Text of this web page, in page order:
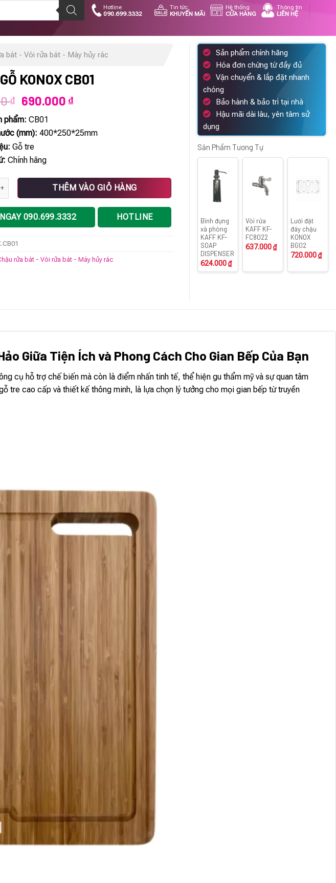
Hotline
090.699.3332
Tin tức
KHUYẾN MÃI
Hệ thống
CỬA HÀNG
Thông tin
LIÊN HỆ
bát - Vòi rửa bát - Máy hủy rác
KONOX CB01
₫
Giá
gốc
là:
920.000 ₫.
690.000 ₫Giá
là:
phẩm: CB01
(mm): 400*250*25mm
Gỗ tre
Chính hãng
CB01 số lượngTHÊM VÀO GIỎ HÀNG
090.699.3332 HOTLINE
rửa bát - Vòi rửa bát - Máy hủy rác
Sản phẩm chính hãng
Hóa đơn chứng từ đầy đủ
Vận chuyển & lắp đặt nhanh
chóng
Bảo hành & bảo trì tại nhà
Hậu mãi dài lâu, yên tâm sử
dụng
Sản Phẩm Tương Tự
Bình đựng
xà phòng
KAFF KF-
SOAP
DISPENSER
624.000₫
Vòi rửa
KAFF KF-
FC8022
637.000₫
Lưới đặt
đáy chậu
KONOX
BG02
720.000₫
Giữa Tiện Ích và Phong Cách Cho Gian Bếp Của Bạn
cụ hỗ trợ chế biến mà còn là điểm nhấn tinh tế, thể hiện gu thẩm mỹ và sự quan tâm
tre cao cấp và thiết kế thông minh, là lựa chọn lý tưởng cho mọi gian bếp từ truyền